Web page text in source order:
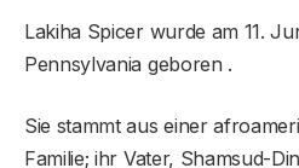
Lakiha Spicer wurde am 11.
Pennsylvania geboren .
Sie stammt aus einer
Familie; ihr Vater, Shamsud-